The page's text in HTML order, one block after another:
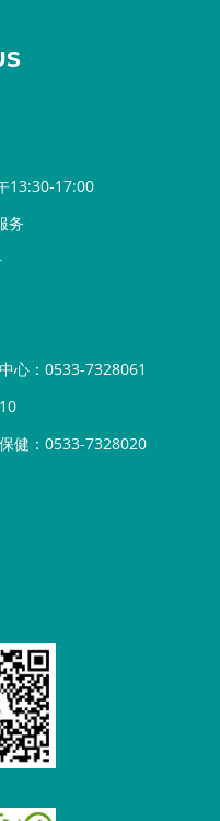
13:30-17:00
务
心：0533-7328061
健：0533-7328020